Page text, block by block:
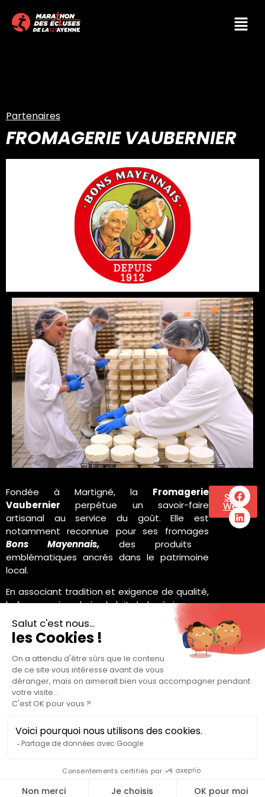
Partenaires
FROMAGERIE VAUBERNIER
Fondée à Martigné, la Fromagerie
Vaubernier perpétue un savoir-faire
artisanal au service du goût. Elle est
notamment reconnue pour ses fromages
Bons Mayennais,des produits
emblématiques ancrés dans le patrimoine
local.
En associant tradition et exigence de qualité,
la fromagerie valorise le lait de la région pour
offrir des fromages à la saveur authentique !
Site
Web